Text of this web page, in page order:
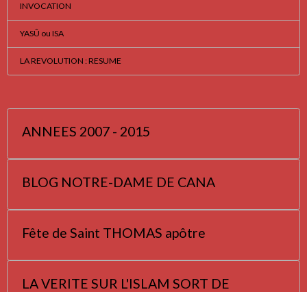
INVOCATION
YASÛ ou ISA
LA REVOLUTION : RESUME
ANNEES 2007 - 2015
BLOG NOTRE-DAME DE CANA
Fête de Saint THOMAS apôtre
LA VERITE SUR L'ISLAM SORT DE